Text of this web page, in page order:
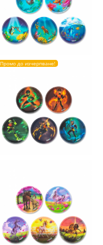
Промо до изчерпване!